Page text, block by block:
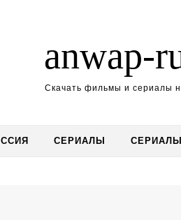
anwap-
Скачать фильмы и сериалы
СЕРИАЛЫ СЕРИАЛЫ